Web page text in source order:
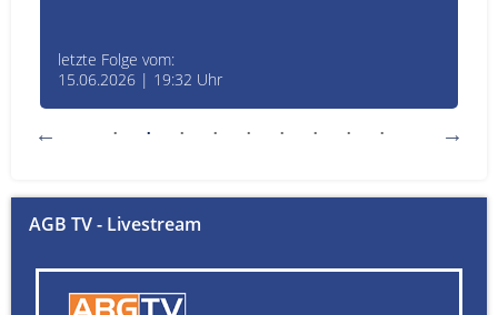
letzte Folge vom:
15.06.2026 | 19:32 Uhr
AGB TV - Livestream